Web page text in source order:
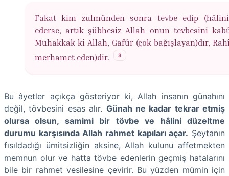
Fakat kim zulmünden sonra tevbe edip
ederse, artık şübhesiz Allah onun tevbesini
Muhakkak ki Allah, Gafûr (çok bağışlayan)dır,
merhamet eden)dir.
3
Bu âyetler açıkça gösteriyor ki, Allah insanın günahını
değil, tövbesini esas alır. Günah ne kadar tekrar etmiş
olursa olsun, samimi bir tövbe ve hâlini düzeltme
durumu karşısında Allah rahmet kapıları açar. Şeytanın
fısıldadığı ümitsizliğin aksine, Allah kulunu affetmekten
memnun olur ve hatta tövbe edenlerin geçmiş hatalarını
bile bir rahmet vesilesine çevirir. Bu yüzden mümin için